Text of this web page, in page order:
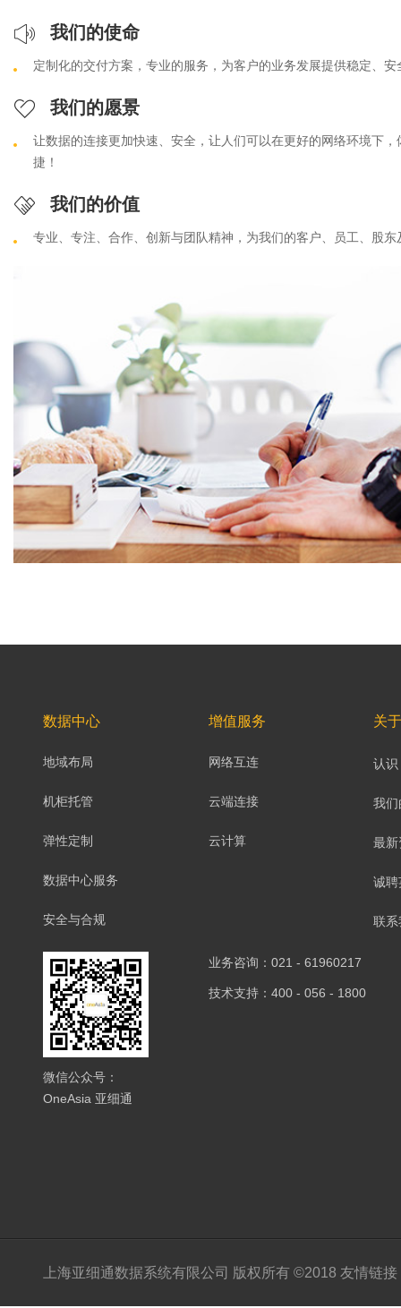
我们的使命
定制化的交付方案，专业的服务，为客户的业务发展提供稳定、
我们的愿景
让数据的连接更加快速、安全，让人们可以在更好的网络环境下
捷！
我们的价值
专业、专注、合作、创新与团队精神，为我们的客户、员工、股
数据中心
地域布局
机柜托管
弹性定制
数据中心服务
安全与合规
增值服务
网络互连
云端连接
云计算
关
认
我
最
诚
联
微信公众号：
OneAsia 亚细通
业务咨询：021 - 61960217
技术支持：400 - 056 - 1800
上海亚细通数据系统有限公司 版权所有 ©2018 友情链接